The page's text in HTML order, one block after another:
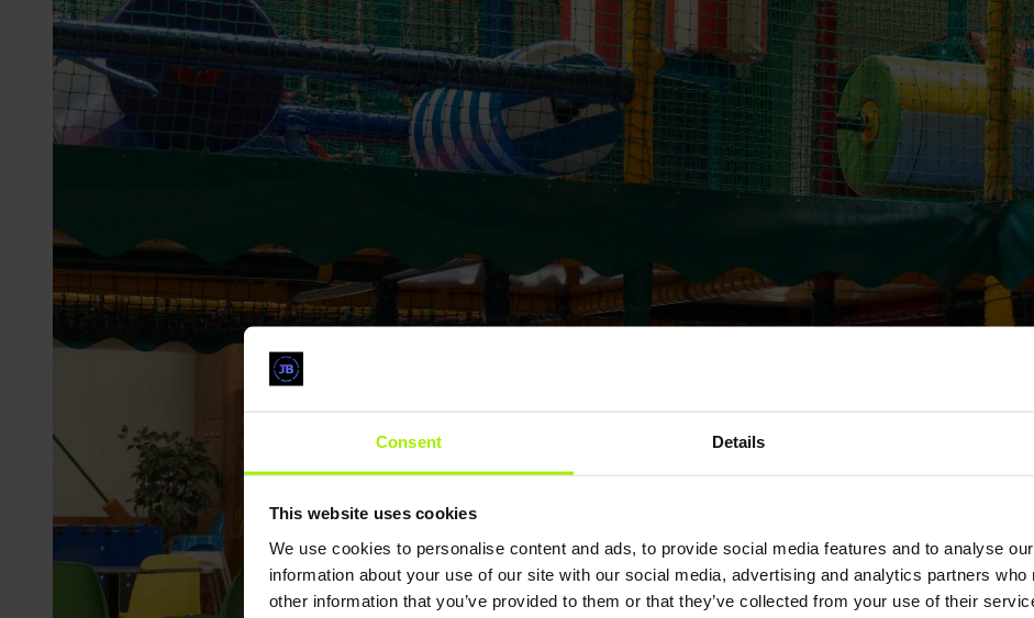
Consent Details
This website uses cookies
We use cookies to personalise content and ads, to provide social media features and to analyse
information about your use of our site with our social media, advertising and analytics partners
other information that you’ve provided to them or that they’ve collected from your use of their